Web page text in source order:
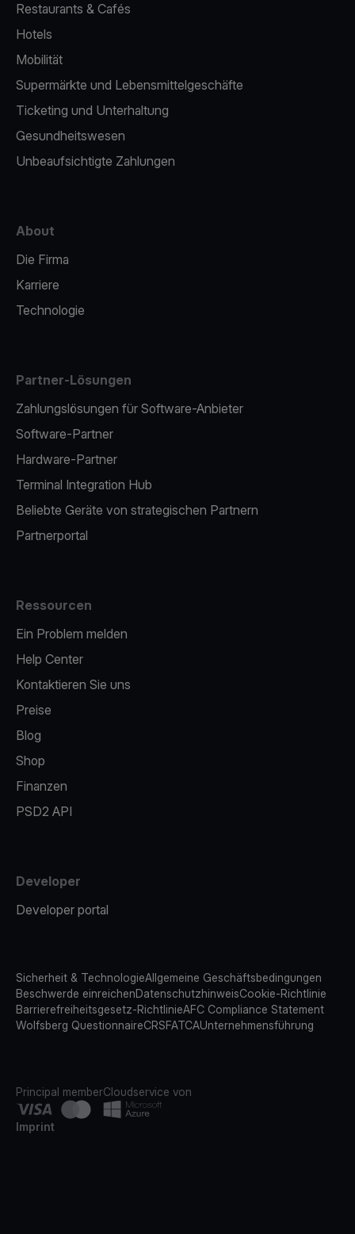
Restaurants & Cafés
Hotels
Mobilität
Supermärkte und Lebensmittelgeschäfte
Ticketing und Unterhaltung
Gesundheitswesen
Unbeaufsichtigte Zahlungen
About
Die Firma
Karriere
Technologie
Partner-Lösungen
Zahlungslösungen für Software-Anbieter
Software-Partner
Hardware-Partner
Terminal Integration Hub
Beliebte Geräte von strategischen Partnern
Partnerportal
Ressourcen
Ein Problem melden
Help Center
Kontaktieren Sie uns
Preise
Blog
Shop
Finanzen
PSD2 API
Developer
Developer portal
Sicherheit & TechnologieAllgemeine Geschäftsbedingungen
Beschwerde einreichenDatenschutzhinweisCookie-Richtlinie
Barrierefreiheitsgesetz-RichtlinieAFC Compliance Statement
Wolfsberg QuestionnaireCRSFATCAUnternehmensführung
Principal memberCloudservice von
Imprint